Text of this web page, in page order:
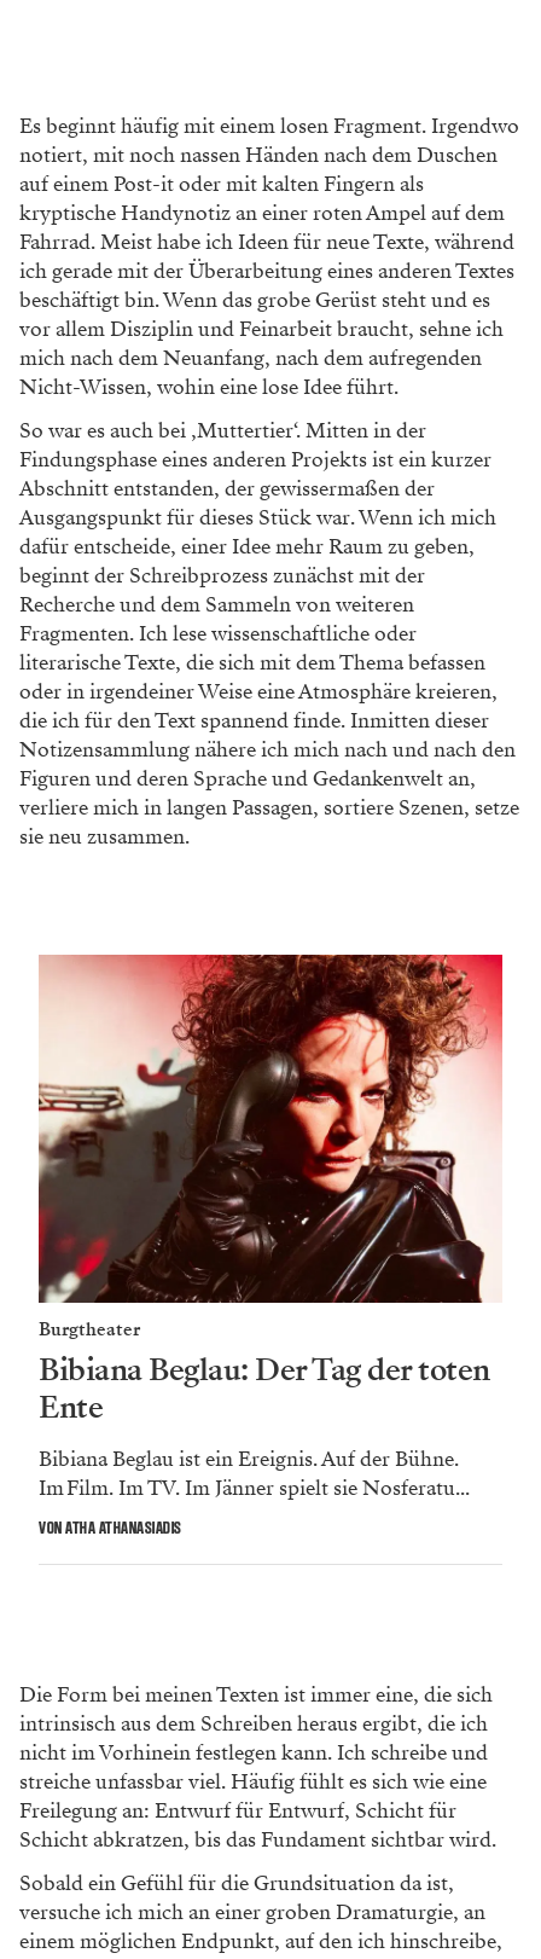
Es beginnt häufig mit einem losen Fragment. Irgendwo
notiert, mit noch nassen Händen nach dem Duschen
auf einem Post-it oder mit kalten Fingern als
kryptische Handynotiz an einer roten Ampel auf dem
Fahrrad. Meist habe ich Ideen für neue Texte, während
ich gerade mit der Überarbeitung eines anderen Textes
beschäftigt bin. Wenn das grobe Gerüst steht und es
vor allem Disziplin und Feinarbeit braucht, sehne ich
mich nach dem Neuanfang, nach dem aufregenden
Nicht-Wissen, wohin eine lose Idee führt.
So war es auch bei ‚Muttertier‘. Mitten in der
Findungsphase eines anderen Projekts ist ein kurzer
Abschnitt entstanden, der gewissermaßen der
Ausgangspunkt für dieses Stück war. Wenn ich mich
dafür entscheide, einer Idee mehr Raum zu geben,
beginnt der Schreibprozess zunächst mit der
Recherche und dem Sammeln von weiteren
Fragmenten. Ich lese wissenschaftliche oder
literarische Texte, die sich mit dem Thema befassen
oder in irgendeiner Weise eine Atmosphäre kreieren,
die ich für den Text spannend finde. Inmitten dieser
Notizensammlung nähere ich mich nach und nach den
Figuren und deren Sprache und Gedankenwelt an,
verliere mich in langen Passagen, sortiere Szenen, setze
sie neu zusammen.
Burgtheater
Bibiana Beglau: Der Tag der toten
Ente
Bibiana Beglau ist ein Ereignis. Auf der Bühne.
Im Film. Im TV. Im Jänner spielt sie Nosferatu...
VON ATHA ATHANASIADIS
Die Form bei meinen Texten ist immer eine, die sich
intrinsisch aus dem Schreiben heraus ergibt, die ich
nicht im Vorhinein festlegen kann. Ich schreibe und
streiche unfassbar viel. Häufig fühlt es sich wie eine
Freilegung an: Entwurf für Entwurf, Schicht für
Schicht abkratzen, bis das Fundament sichtbar wird.
Sobald ein Gefühl für die Grundsituation da ist,
versuche ich mich an einer groben Dramaturgie, an
einem möglichen Endpunkt, auf den ich hinschreibe,